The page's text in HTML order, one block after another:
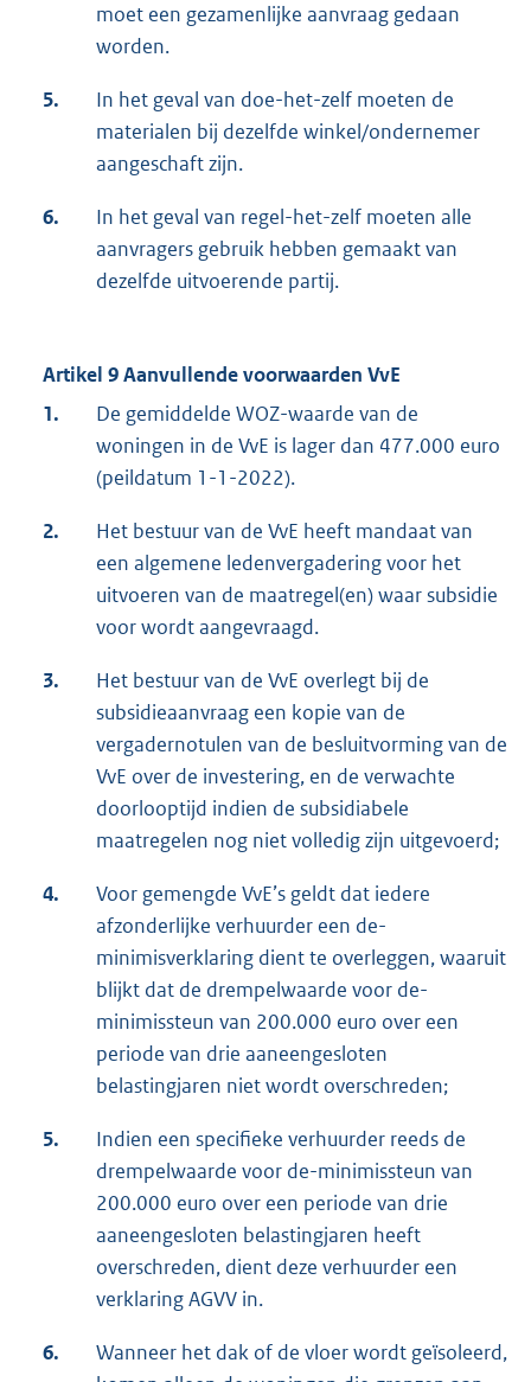
moet een gezamenlijke aanvraag gedaan
worden.
5.
In het geval van doe-het-zelf moeten de
materialen bij dezelfde winkel/ondernemer
aangeschaft zijn.
6.
In het geval van regel-het-zelf moeten alle
aanvragers gebruik hebben gemaakt van
dezelfde uitvoerende partij.
Artikel 9 Aanvullende voorwaarden VvE
1.
De gemiddelde WOZ-waarde van de
woningen in de VvE is lager dan 477.000 euro
(peildatum 1-1-2022).
2.
Het bestuur van de VvE heeft mandaat van
een algemene ledenvergadering voor het
uitvoeren van de maatregel(en) waar subsidie
voor wordt aangevraagd.
3.
Het bestuur van de VvE overlegt bij de
subsidieaanvraag een kopie van de
vergadernotulen van de besluitvorming van de
VvE over de investering, en de verwachte
doorlooptijd indien de subsidiabele
maatregelen nog niet volledig zijn uitgevoerd;
4.
Voor gemengde VvE’s geldt dat iedere
afzonderlijke verhuurder een de-
minimisverklaring dient te overleggen, waaruit
blijkt dat de drempelwaarde voor de-
minimissteun van 200.000 euro over een
periode van drie aaneengesloten
belastingjaren niet wordt overschreden;
5.
Indien een specifieke verhuurder reeds de
drempelwaarde voor de-minimissteun van
200.000 euro over een periode van drie
aaneengesloten belastingjaren heeft
overschreden, dient deze verhuurder een
verklaring AGVV in.
6.
Wanneer het dak of de vloer wordt geïsoleerd,